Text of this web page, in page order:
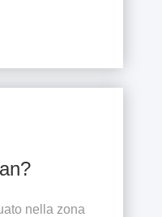
nella zona